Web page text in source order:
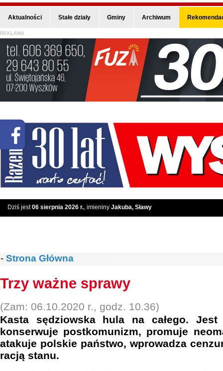
Aktualności Stałe działy Gminy Archiwum
REKLAMA
Dziś jest06 sierpnia 2026 r., imieniny Jakuba, Sławy
- Strona Główna
Trzy ważne sprawy
(Zam: 06.10.2020 r., godz. 10.36)
Kasta sędziowska hula na całego. Jest
konserwuje postkomunizm, promuje
atakuje polskie państwo, wprowadza
racją stanu.